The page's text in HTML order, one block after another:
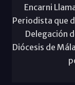
Encarni
Periodista que
Delegación
Diócesis de